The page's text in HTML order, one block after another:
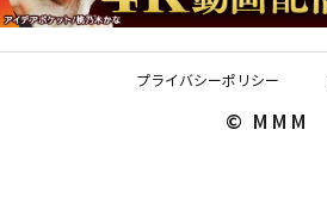
プライバシーポリシー
© MMM